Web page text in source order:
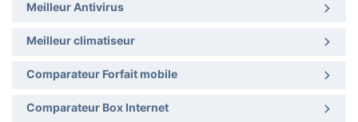
Meilleur Antivirus
Meilleur climatiseur
Comparateur Forfait mobile
Comparateur Box Internet